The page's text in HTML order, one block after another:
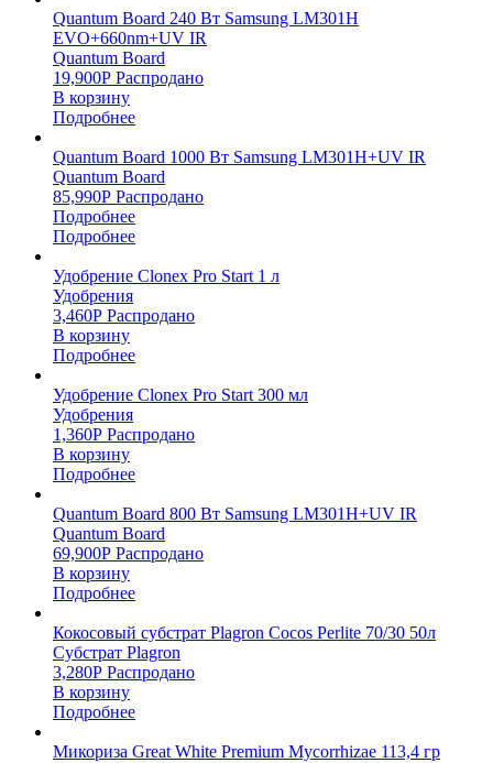
Quantum Board 240 Вт Samsung LM301H
EVO+660nm+UV IR
Quantum Board
19,900Р Распродано
В корзину
Подробнее
Quantum Board 1000 Вт Samsung LM301H+UV IR
Quantum Board
85,990Р Распродано
Подробнее
Подробнее
Удобрение Clonex Pro Start 1 л
Удобрения
3,460Р Распродано
В корзину
Подробнее
Удобрение Clonex Pro Start 300 мл
Удобрения
1,360Р Распродано
В корзину
Подробнее
Quantum Board 800 Вт Samsung LM301H+UV IR
Quantum Board
69,900Р Распродано
В корзину
Подробнее
Кокосовый субстрат Plagron Cocos Perlite 70/30 50л
Субстрат Plagron
3,280Р Распродано
В корзину
Подробнее
Микориза Great White Premium Mycorrhizae 113,4 гр